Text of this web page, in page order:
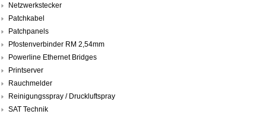
Netzwerkstecker
Patchkabel
Patchpanels
Pfostenverbinder RM 2,54mm
Powerline Ethernet Bridges
Printserver
Rauchmelder
Reinigungsspray / Druckluftspray
SAT Technik